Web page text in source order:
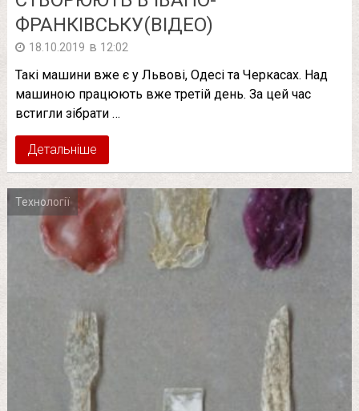
ФРАНКІВСЬКУ(ВІДЕО)
18.10.2019 в 12:02
Такі машини вже є у Львові, Одесі та Черкасах. Над
машиною працюють вже третій день. За цей час
встигли зібрати …
Детальніше
Технології